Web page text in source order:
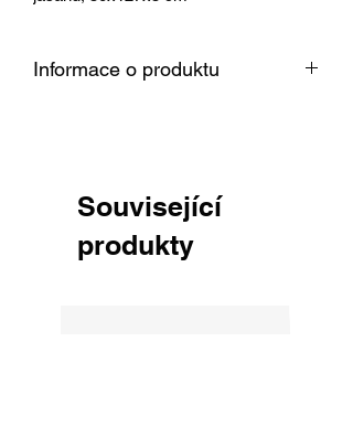
Informace o produktu
Související
produkty